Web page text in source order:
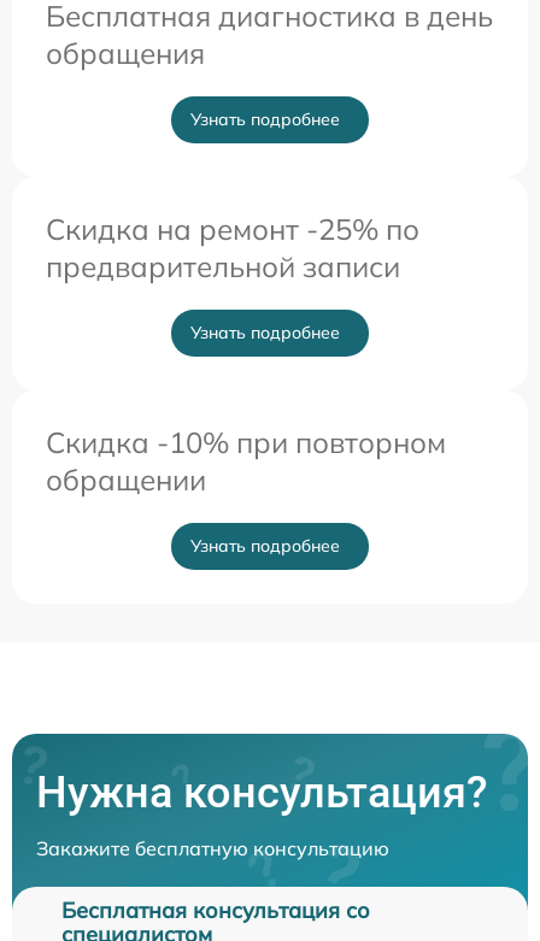
Бесплатная диагностика в день
обращения
Узнать подробнее
Скидка на ремонт -25% по
предварительной записи
Узнать подробнее
Скидка -10% при повторном
обращении
Узнать подробнее
Нужна консультация?
Закажите бесплатную консультацию
Бесплатная консультация со
специалистом